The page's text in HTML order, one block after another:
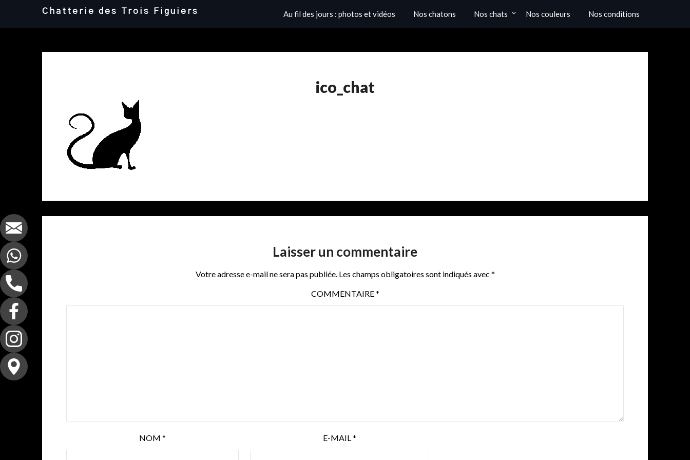
Chatterie des Trois Figuiers Au fil des jours : photos et vidéos Nos chatons Nos chats Nos couleurs Nos conditions
ico_chat
Laisser un commentaire
Votre adresse e-mail ne sera pas publiée. Les champs obligatoires sont indiqués avec *
COMMENTAIRE*
NOM* E-MAIL *